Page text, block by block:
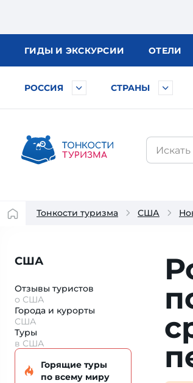
ГИДЫ И ЭКСКУРСИИ ОТЕЛИ
РОССИЯ СТРАНЫ
Тонкости туризма США
США
Отзывы туристов
о США
Города и курорты
США
Туры
в США
Горящие туры
по всему миру